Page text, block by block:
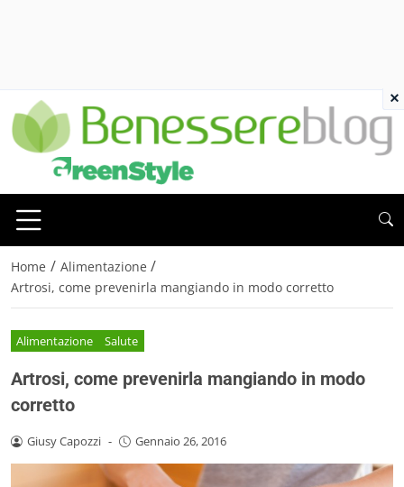
Home / Alimentazione /
Artrosi, come prevenirla mangiando in modo corretto
Alimentazione Salute
Artrosi, come prevenirla mangiando in modo
corretto
Giusy Capozzi - Gennaio 26, 2016
×